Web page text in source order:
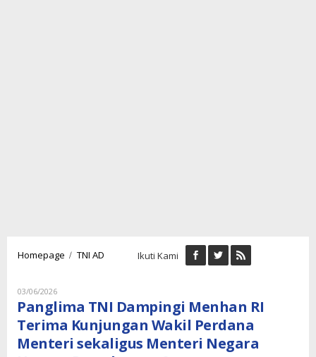
Homepage / TNI AD Panglima
RI
Terima
Kunjungan
Wakil
Ikuti Kami
03/06/2026Oleh
Lukman
Nugraha
Panglima TNI Dampingi Menhan RI
Terima Kunjungan Wakil Perdana
Menteri sekaligus Menteri Negara